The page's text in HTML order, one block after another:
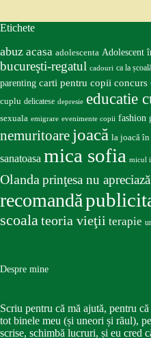
Etichete
abuz acasa adolescenta Adolescent
bucureşti-regatul cadouri ca la
parenting carti pentru copii concurs
cuplu delicatese depresie educatie
sexuala emigrare evenimente copii fashion
nemuritoare joacă la joacă
sanatoasa mica sofia micul
Olandaprinţesa nu apreciază
recomandă
scoalateoria vieţii terapie
Despre mine
Scriu pentru că mă ajută, pentru
tot binele meu (și uneori și răul),
scrise, schimbă lucruri, și eu cred